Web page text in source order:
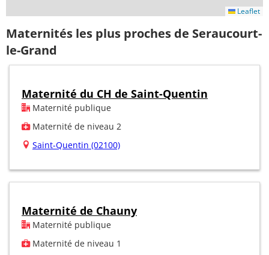
Leaflet
Maternités les plus proches de Seraucourt-
le-Grand
Maternité du CH de Saint-Quentin
Maternité publique
Maternité de niveau 2
Saint-Quentin (02100)
Maternité de Chauny
Maternité publique
Maternité de niveau 1